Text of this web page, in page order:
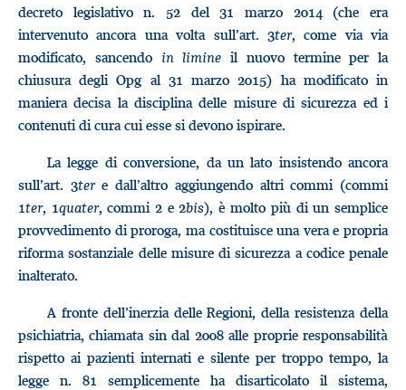
decreto legislativo n. 52 del 31 marzo 2014 (che era
intervenuto ancora una volta sull’art. 3ter, come via via
modificato, sancendo in limine il nuovo termine per la
chiusura degli Opg al 31 marzo 2015) ha modificato in
maniera decisa la disciplina delle misure di sicurezza ed i
contenuti di cura cui esse si devono ispirare.
La legge di conversione, da un lato insistendo ancora
sull’art. 3tere dall’altro aggiungendo altri commi (commi
1ter, 1quater, commi 2 e 2bis), è molto più di un semplice
provvedimento di proroga, ma costituisce una vera e propria
riforma sostanziale delle misure di sicurezza a codice penale
inalterato.
A fronte dell’inerzia delle Regioni, della resistenza della
psichiatria, chiamata sin dal 2008 alle proprie responsabilità
rispetto ai pazienti internati e silente per troppo tempo, la
legge n. 81 semplicemente ha disarticolato il sistema,